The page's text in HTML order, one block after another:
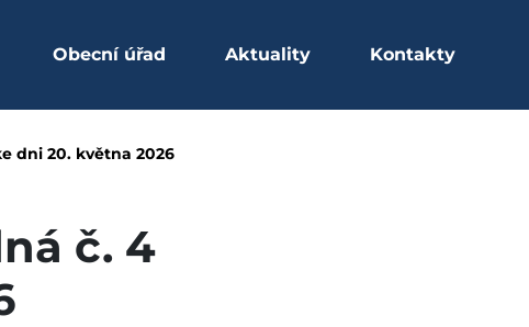
ke dni 20. května
Obecní úřad Aktuality Kontakty
dni 20. května 2026
č. 4